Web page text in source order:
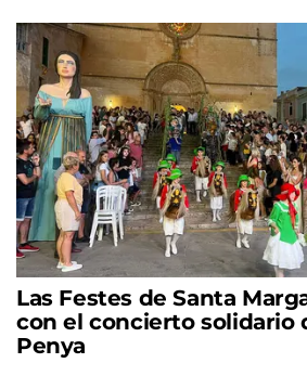
Las Festes de Santa
con el concierto solidario
Penya